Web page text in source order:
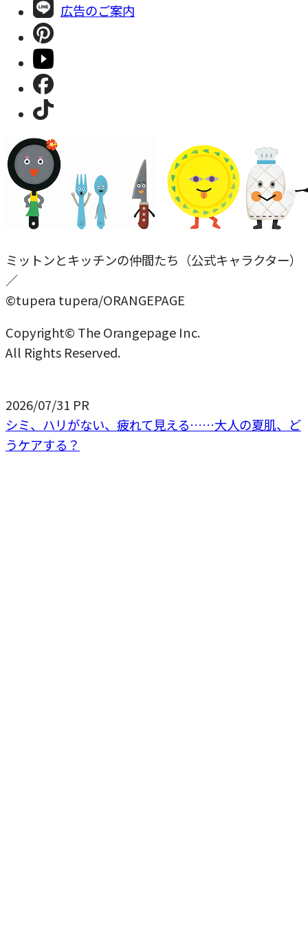
広告のご案内
ミットンとキッチンの仲間たち（公式キャラクター）
／
©tupera tupera/ORANGEPAGE
Copyright© The Orangepage Inc.
All Rights Reserved.
2026/07/31 PR
シミ、ハリがない、疲れて見える……大人の夏肌、ど
うケアする？